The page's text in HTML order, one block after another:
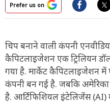
Prefer us on
चिप बनाने वाली कंपनी
कैपिटलाइजेशन एक ट्रिलियन
गया है. मार्केट कैपिटलाइजेशन में
कंपनी बन गई है. जबकि
है. आर्टिफिशियल इंटेलिजेंस (AI)